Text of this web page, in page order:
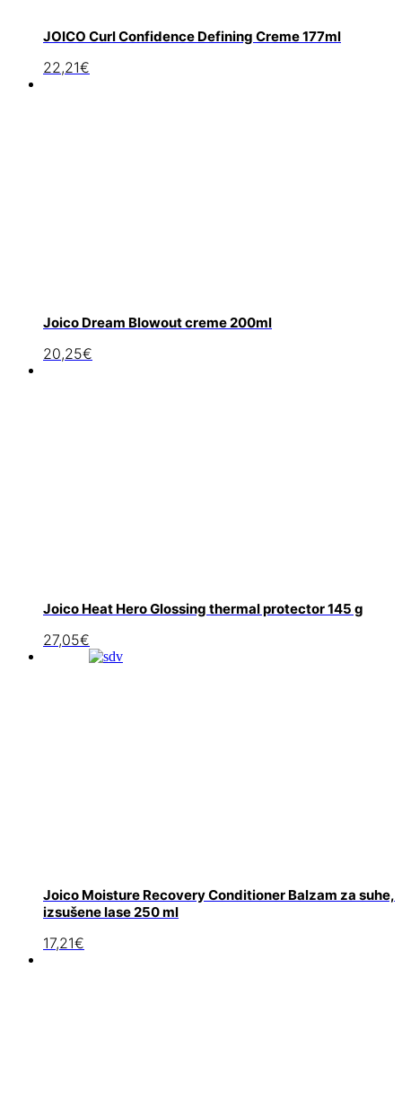
JOICO Curl Confidence Defining Creme 177ml
22,21€
Joico Dream Blowout creme 200ml
20,25€
Joico Heat Hero Glossing thermal protector 145 g
27,05€
Joico Moisture Recovery Conditioner Balzam za suhe,
izsušene lase 250 ml
17,21€